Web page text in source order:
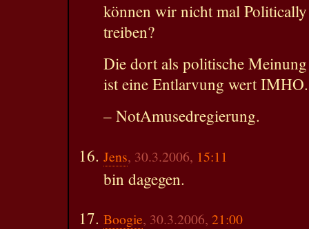
können wir nicht mal
treiben?
Die dort als politische Meinung
ist eine Entlarvung wert IMHO.
– NotAmusedregierung.
Jens, 30.3.2006, 15:11
bin dagegen.
Boogie, 30.3.2006, 21:00